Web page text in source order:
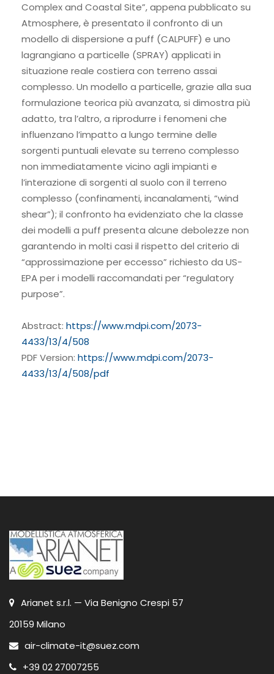
Complex and Coastal Site”, appena pubblicato su
Atmosphere, è presentato il confronto di un
modello di dispersione a puff (CALPUFF) e uno
lagrangiano a particelle (SPRAY) applicati in
situazione reale costiera con terreno assai
complesso. Un modello a particelle, grazie alla sua
formulazione teorica più avanzata, si dimostra più
adatto, tra l’altro, a riprodurre i fenomeni che
influenzano l’impatto a lungo termine delle
sorgenti puntuali elevate su terreno complesso
non immediatamente vicino agli impianti e
l’interazione di sorgenti al suolo con il terreno
complesso (confinamenti, incanalamenti, “wind
shear”); il confronto ha evidenziato che la classe
dei modelli a puff presenta alcune debolezze non
garantendo in molti casi il rispetto del criterio di
“approssimazione per eccesso” richiesto da US-
EPA per i modelli raccomandati per “regulatory
purpose”.
Abstract: https://www.mdpi.com/2073-
4433/13/4/508
PDF Version: https://www.mdpi.com/2073-
4433/13/4/508/pdf
Arianet s.r.l. — Via Benigno Crespi 57
20159 Milano
air-climate-it@suez.com
+39 02 27007255